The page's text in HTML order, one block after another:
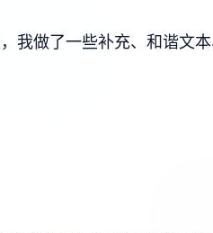
我做了一些补充、和谐文